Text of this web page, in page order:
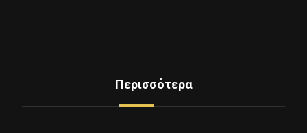
Περισσότερα